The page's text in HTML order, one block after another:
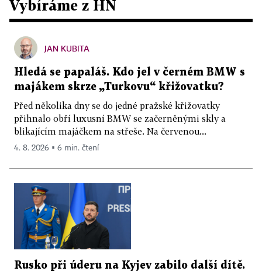
Vybíráme z HN
JAN KUBITA
Hledá se papaláš. Kdo jel v černém BMW s
majákem skrze „Turkovu“ křižovatku?
Před několika dny se do jedné pražské křižovatky
přihnalo obří luxusní BMW se začerněnými skly a
blikajícím majáčkem na střeše. Na červenou...
4. 8. 2026 ▪ 6 min. čtení
Rusko při úderu na Kyjev zabilo další dítě.